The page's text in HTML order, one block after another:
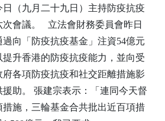
（九月二十九日）主持防疫抗疫
次會議。 立法會財務委員會昨日
過向「防疫抗疫基金」注資54億元
升香港的防疫抗疫能力，並向受
各項防疫抗疫和社交距離措施影
助。 張建宗表示：「連同今天督
措施，三輪基金合共批出近百項措